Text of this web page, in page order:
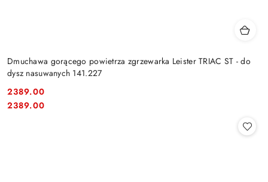
Dmuchawa gorącego powietrza zgrzewarka Leister TRIAC ST - do
dysz nasuwanych 141.227
Cena:
2389.00
Cena:
2389.00